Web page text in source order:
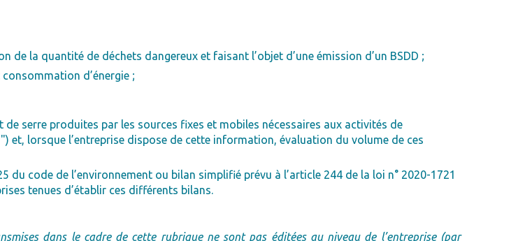
la quantité de déchets dangereux et faisant l’objet d’une émission d’un BSDD ;
d’énergie ;
serre produites par les sources fixes et mobiles nécessaires aux activités de
et, lorsque l’entreprise dispose de cette information, évaluation du volume de ces
du code de l’environnement ou bilan simplifié prévu à l’article 244 de la loi n° 2020-1721
tenues d’établir ces différents bilans.
dans le cadre de cette rubrique ne sont pas éditées au niveau de l’entreprise (par